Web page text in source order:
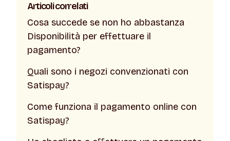
Articoli correlati
Cosa succede se non ho abbastanza
Disponibilità per effettuare il
pagamento?
Quali sono i negozi convenzionati con
Satispay?
Come funziona il pagamento online con
Satispay?